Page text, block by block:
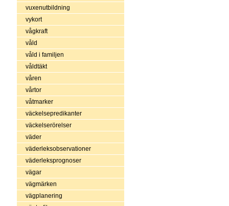
vuxenutbildning
vykort
vågkraft
våld
våld i familjen
våldtäkt
våren
vårtor
våtmarker
väckelsepredikanter
väckelserörelser
väder
väderleksobservationer
väderleksprognoser
vägar
vägmärken
vägplanering